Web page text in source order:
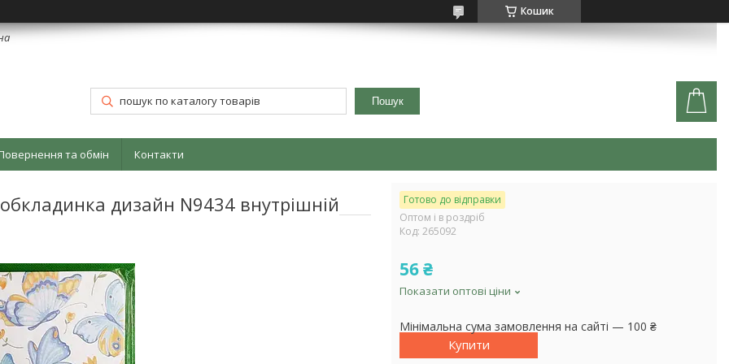
Кошик
Пошук
та обмін Контакти
дизайн N9434 внутрішній
Готово до відправки
Оптом і в роздріб
Код: 265092
56 ₴
Показати оптові ціни
Мінімальна сума замовлення на сайті — 100 ₴
Купити